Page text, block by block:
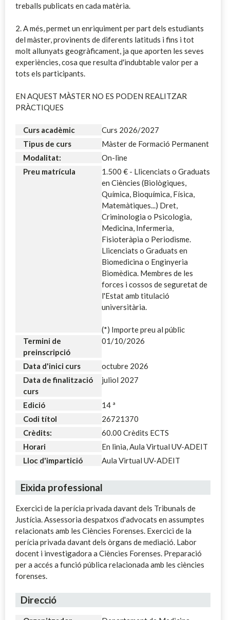
treballs publicats en cada matèria.
2. A més, permet un enriquiment per part dels estudiants
del màster, provinents de diferents latituds i fins i tot
molt allunyats geogràficament, ja que aporten les seves
experiències, cosa que resulta d'indubtable valor per a
tots els participants.
EN AQUEST MÀSTER NO ES PODEN REALITZAR
PRÀCTIQUES
Curs acadèmic
Curs 2026/2027
Tipus de curs
Màster de Formació Permanent
Modalitat:
On-line
Preu matrícula
1.500 € - Llicenciats o Graduats
en Ciències (Biològiques,
Química, Bioquímica, Física,
Matemàtiques...) Dret,
Criminologia o Psicologia,
Medicina, Infermeria,
Fisioteràpia o Periodisme.
Llicenciats o Graduats en
Biomedicina o Enginyeria
Biomèdica. Membres de les
forces i cossos de seguretat de
l'Estat amb titulació
universitària.
(*) Importe preu al públic
Termini de
preinscripció
01/10/2026
Data d'inici curs
octubre 2026
Data de finalització
curs
juliol 2027
Edició
14 ª
Codi títol
26721370
Crèdits:
60.00 Crèdits ECTS
Horari
En linia, Aula Virtual UV-ADEIT
Lloc d'impartició
Aula Virtual UV-ADEIT
Eixida professional
Exercici de la perícia privada davant dels Tribunals de
Justícia. Assessoria despatxos d'advocats en assumptes
relacionats amb les Ciències Forenses. Exercici de la
perícia privada davant dels òrgans de mediació. Labor
docent i investigadora a Ciències Forenses. Preparació
per a accés a funció pública relacionada amb les ciències
forenses.
Direcció